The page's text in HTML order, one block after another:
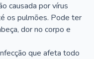
causada por vírus
os pulmões. Pode ter
dor no corpo e
que afeta todo